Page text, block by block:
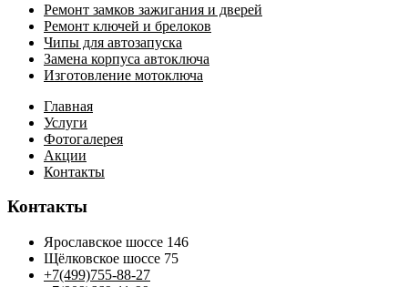
Ремонт замков зажигания и дверей
Ремонт ключей и брелоков
Чипы для автозапуска
Замена корпуса автоключа
Изготовление мотоключа
Главная
Услуги
Фотогалерея
Акции
Контакты
Контакты
Ярославское шоссе 146
Щёлковское шоссе 75
+7(499)755-88-27